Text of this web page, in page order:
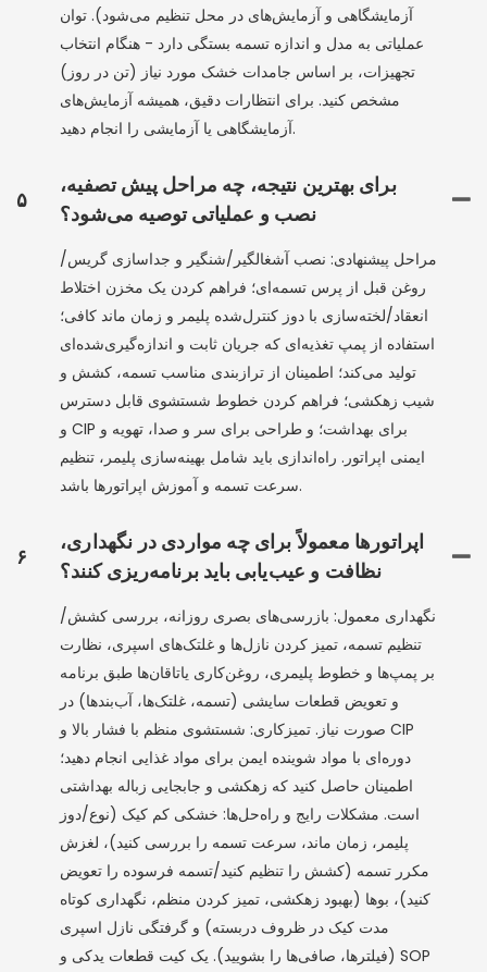
آزمایشگاهی و آزمایش‌های در محل تنظیم می‌شود). توان
عملیاتی به مدل و اندازه تسمه بستگی دارد - هنگام انتخاب
تجهیزات، بر اساس جامدات خشک مورد نیاز (تن در روز)
مشخص کنید. برای انتظارات دقیق، همیشه آزمایش‌های
آزمایشگاهی یا آزمایشی را انجام دهید.
۵
برای بهترین نتیجه، چه مراحل پیش تصفیه،
نصب و عملیاتی توصیه می‌شود؟
مراحل پیشنهادی: نصب آشغالگیر/شنگیر و جداسازی گریس/
روغن قبل از پرس تسمه‌ای؛ فراهم کردن یک مخزن اختلاط
انعقاد/لخته‌سازی با دوز کنترل‌شده پلیمر و زمان ماند کافی؛
استفاده از پمپ تغذیه‌ای که جریان ثابت و اندازه‌گیری‌شده‌ای
تولید می‌کند؛ اطمینان از ترازبندی مناسب تسمه، کشش و
شیب زهکشی؛ فراهم کردن خطوط شستشوی قابل دسترس
و CIP برای بهداشت؛ و طراحی برای سر و صدا، تهویه و
ایمنی اپراتور. راه‌اندازی باید شامل بهینه‌سازی پلیمر، تنظیم
سرعت تسمه و آموزش اپراتورها باشد.
۶
اپراتورها معمولاً برای چه مواردی در نگهداری،
نظافت و عیب‌یابی باید برنامه‌ریزی کنند؟
نگهداری معمول: بازرسی‌های بصری روزانه، بررسی کشش/
تنظیم تسمه، تمیز کردن نازل‌ها و غلتک‌های اسپری، نظارت
بر پمپ‌ها و خطوط پلیمری، روغن‌کاری یاتاقان‌ها طبق برنامه
و تعویض قطعات سایشی (تسمه، غلتک‌ها، آب‌بندها) در
صورت نیاز. تمیزکاری: شستشوی منظم با فشار بالا و CIP
دوره‌ای با مواد شوینده ایمن برای مواد غذایی انجام دهید؛
اطمینان حاصل کنید که زهکشی و جابجایی زباله بهداشتی
است. مشکلات رایج و راه‌حل‌ها: خشکی کم کیک (نوع/دوز
پلیمر، زمان ماند، سرعت تسمه را بررسی کنید)، لغزش
مکرر تسمه (کشش را تنظیم کنید/تسمه فرسوده را تعویض
کنید)، بوها (بهبود زهکشی، تمیز کردن منظم، نگهداری کوتاه
مدت کیک در ظروف دربسته) و گرفتگی نازل اسپری
(فیلترها، صافی‌ها را بشویید). یک کیت قطعات یدکی و SOP